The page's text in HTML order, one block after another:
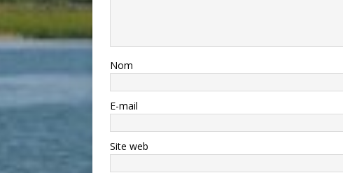
Nom
E-mail
Site web